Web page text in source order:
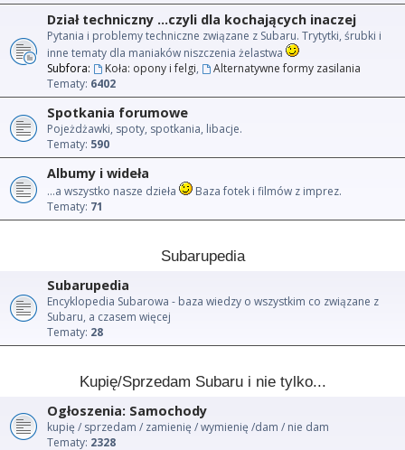
Dział techniczny ...czyli dla kochających inaczej
Pytania i problemy techniczne związane z Subaru. Trytytki, śrubki i
inne tematy dla maniaków niszczenia żelastwa
Subfora:
Koła: opony i felgi,
Alternatywne formy zasilania
Tematy: 6402
Spotkania forumowe
Pojeżdżawki, spoty, spotkania, libacje.
Tematy: 590
Albumy i wideła
...a wszystko nasze dzieła
Baza fotek i filmów z imprez.
Tematy: 71
Subarupedia
Subarupedia
Encyklopedia Subarowa - baza wiedzy o wszystkim co związane z
Subaru, a czasem więcej
Tematy: 28
Kupię/Sprzedam Subaru i nie tylko...
Ogłoszenia: Samochody
kupię / sprzedam / zamienię / wymienię /dam / nie dam
Tematy: 2328